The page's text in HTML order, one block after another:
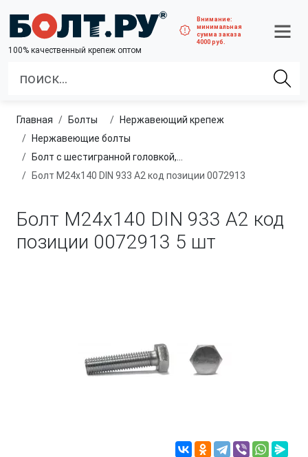
100% качественный крепеж оптом
Внимание:
минимальная
сумма заказа
4000 руб.
Главная болты
нержавеющий крепеж
нержавеющие болты
Болт с шестигранной головкой, полная резьба, из нержавеющей стали A2 и A4
Болт М24х140 DIN 933 A2 код позиции 0072913
Болт М24х140 DIN 933 A2 код
позиции 0072913 5 шт